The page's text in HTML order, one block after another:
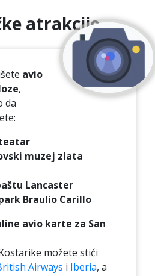
atrakcije
avio
,
da
muzej zlata
Lancaster
Braulio Carillo
avio karte za San
možete stići
Airways i Iberia, a